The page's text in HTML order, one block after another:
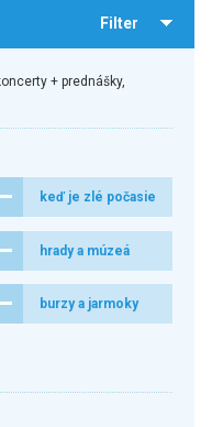
Filter
+ prednášky,
keď je zlé počasie
hrady a múzeá
burzy a jarmoky